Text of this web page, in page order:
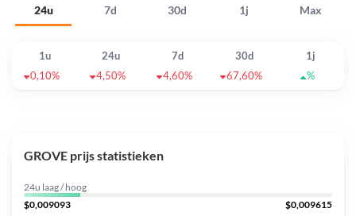
24u 7d 30d 1j Max
1u 24u 7d 30d
1j
0,10%
4,50% 4,60% 67,60% %
GROVE prijs statistieken
24u laag / hoog
$0,009093
$0,009615